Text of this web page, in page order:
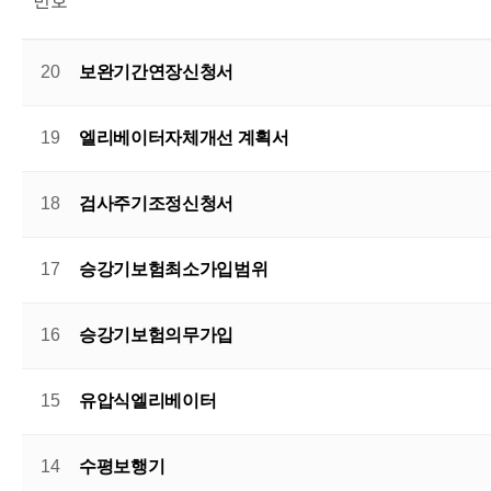
20 보완기간연장신청서
19 엘리베이터자체개선 계획서
18 검사주기조정신청서
17 승강기보험최소가입범위
16 승강기보험의무가입
15 유압식엘리베이터
14 수평보행기